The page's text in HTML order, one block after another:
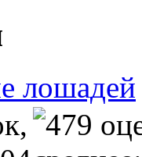
лошадей